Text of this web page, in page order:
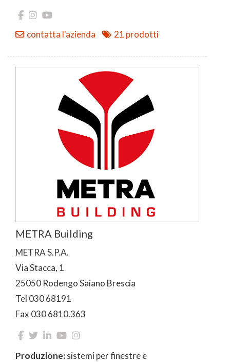
contatta l'azienda 21 prodotti
METRA Building
METRA S.P.A.
Via Stacca, 1
25050 Rodengo Saiano Brescia
Tel 030 68191
Fax 030 6810.363
Produzione:sistemi per finestre e